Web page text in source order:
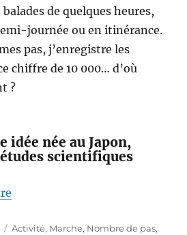
de quelques heures,
journée ou en itinérance.
pas, j’enregistre les
chiffre de 10 000… d’où
?
idée née au Japon,
scientifiques
Étiquettes
Activité, Marche, Nombre de pas,